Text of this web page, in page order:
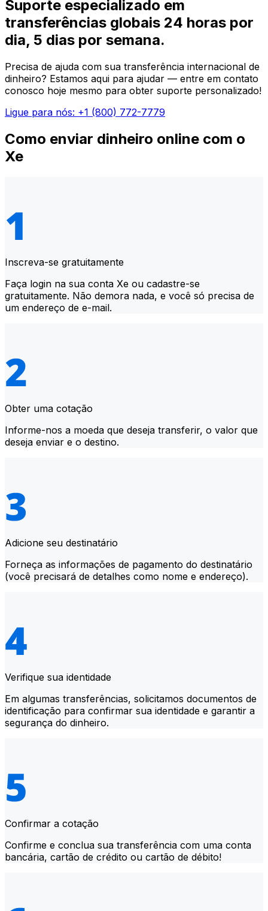
Suporte especializado em
transferências globais 24 horas por
dia, 5 dias por semana.
Precisa de ajuda com sua transferência internacional de
dinheiro? Estamos aqui para ajudar — entre em contato
conosco hoje mesmo para obter suporte personalizado!
Ligue para nós: +1 (800) 772-7779
Como enviar dinheiro online com o
Xe
Inscreva-se gratuitamente
Faça login na sua conta Xe ou cadastre-se
gratuitamente. Não demora nada, e você só precisa de
um endereço de e-mail.
Obter uma cotação
Informe-nos a moeda que deseja transferir, o valor que
deseja enviar e o destino.
Adicione seu destinatário
Forneça as informações de pagamento do destinatário
(você precisará de detalhes como nome e endereço).
Verifique sua identidade
Em algumas transferências, solicitamos documentos de
identificação para confirmar sua identidade e garantir a
segurança do dinheiro.
Confirmar a cotação
Confirme e conclua sua transferência com uma conta
bancária, cartão de crédito ou cartão de débito!